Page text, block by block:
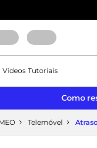
Vídeos Tutoriais
Como
Telemóvel